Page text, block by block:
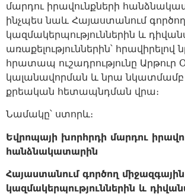
մարդու իրավունքների
ինչպես նաև Հայաստանում
կազմակերպություններին և
առաքելություններին՝ հրավիրելով
հրատապ ուշադրությունը Արթուր
կալանավորման և նրա նկատմամբ
քրեական հետապնդման վրա։
Նամակը՝ ստորև։
Եվրոպայի խորհրդի մարդու
հանձնակատարին
Հայաստանում գործող միջազգային
կազմակերպություններին և